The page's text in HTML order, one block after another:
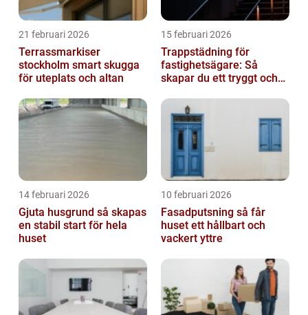
21 februari 2026
Terrassmarkiser
stockholm smart skugga
för uteplats och altan
15 februari 2026
Trappstädning för
fastighetsägare: Så
skapar du ett tryggt och
Stockholm
14 februari 2026
Gjuta husgrund så skapas
en stabil start för hela
huset
10 februari 2026
Fasadputsning så får
huset ett hållbart och
vackert yttre